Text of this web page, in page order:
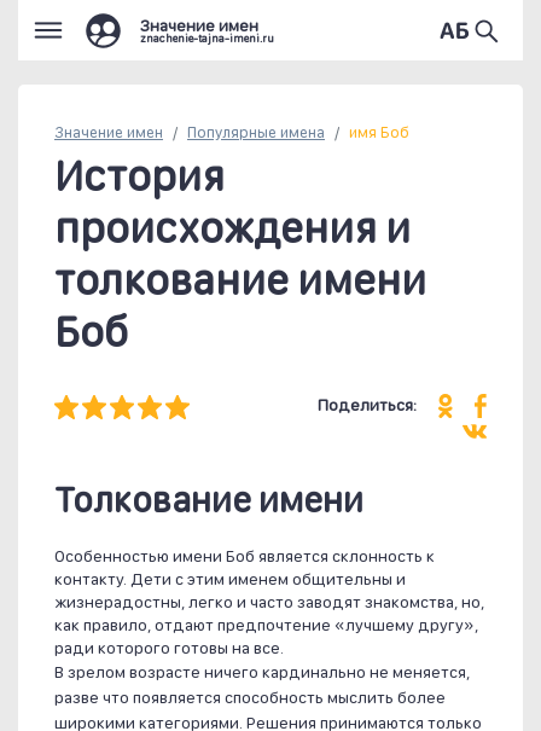
Значение имен
znachenie-tajna-imeni.ru
Значение имен Популярные имена имя Боб
История
происхождения и
толкование имени
Боб
Поделиться:
Толкование имени
Особенностью имени Боб является склонность к
контакту. Дети с этим именем общительны и
жизнерадостны, легко и часто заводят знакомства, но,
как правило, отдают предпочтение «лучшему другу»,
ради которого готовы на все.
В зрелом возрасте ничего кардинально не меняется,
разве что появляется способность мыслить более
широкими категориями. Решения принимаются только